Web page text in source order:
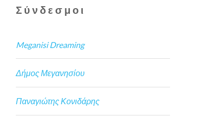
Σύνδεσμοι
Meganisi Dreaming
Δήμος Μεγανησίου
Παναγιώτης Κονιδάρης